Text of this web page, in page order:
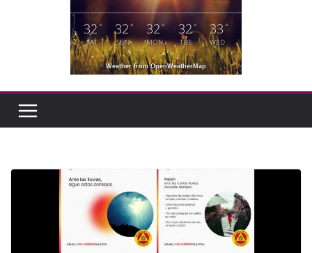
32°
SAT
32 °
SUN
32°
MON
32°
TUE
33°
WED
Weather from OpenWeatherMap